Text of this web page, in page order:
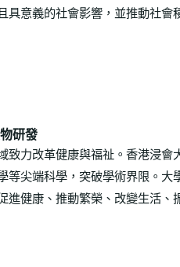
具意義的社會影響，並推動社會
研發
致力改革健康與福祉。香港浸
等尖端科學，突破學術界限。
進健康、推動繁榮、改變生活、